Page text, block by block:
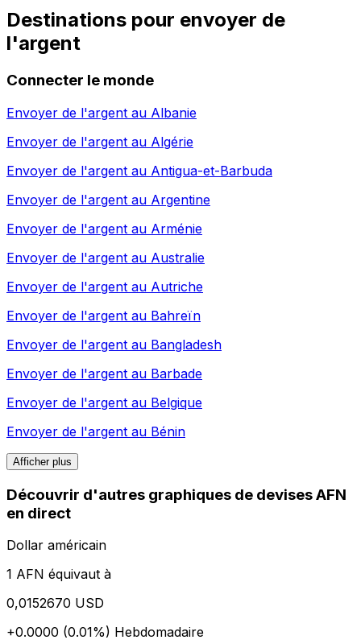
Destinations pour envoyer de
l'argent
Connecter le monde
Envoyer de l'argent au Albanie
Envoyer de l'argent au Algérie
Envoyer de l'argent au Antigua-et-Barbuda
Envoyer de l'argent au Argentine
Envoyer de l'argent au Arménie
Envoyer de l'argent au Australie
Envoyer de l'argent au Autriche
Envoyer de l'argent au Bahreïn
Envoyer de l'argent au Bangladesh
Envoyer de l'argent au Barbade
Envoyer de l'argent au Belgique
Envoyer de l'argent au Bénin
Afficher plus
Découvrir d'autres graphiques de devises AFN
en direct
Dollar américain
1 AFN équivaut à
0,0152670 USD
+0.0000 (0.01%) Hebdomadaire